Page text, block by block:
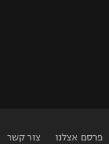
פרסם אצלנו צור קשר